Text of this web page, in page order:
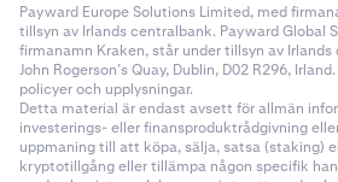
Payward Europe Solutions Limited, med
tillsyn av Irlands centralbank. Payward Global
firmanamn Kraken, står under tillsyn av
John Rogerson’s Quay, Dublin, D02 R296,
policyer och upplysningar.
Detta material är endast avsett för allmän
investerings- eller finansproduktrådgivning
uppmaning till att köpa, sälja, satsa (staking)
kryptotillgång eller tillämpa någon specifik